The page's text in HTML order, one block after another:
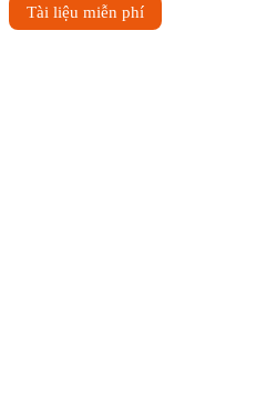
Tài liệu miễn phí